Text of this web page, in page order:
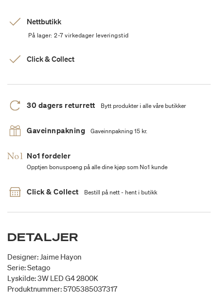
Nettbutikk
På lager: 2-7 virkedager leveringstid
Click & Collect
30 dagers returrett Bytt produkter i alle våre butikker
Gaveinnpakning Gaveinnpakning 15 kr.
No1 fordeler
Opptjen bonuspoeng på alle dine kjøp som No1 kunde
Click & Collect Bestill på nett - hent i butikk
DETALJER
Designer: Jaime Hayon
Serie: Setago
Lyskilde: 3W LED G4 2800K
Produktnummer: 5705385037317